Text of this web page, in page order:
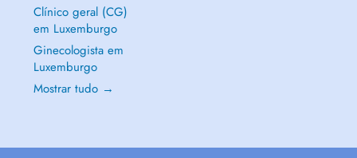
Clínico geral (CG)
em Luxemburgo
Ginecologista em
Luxemburgo
Mostrar tudo →